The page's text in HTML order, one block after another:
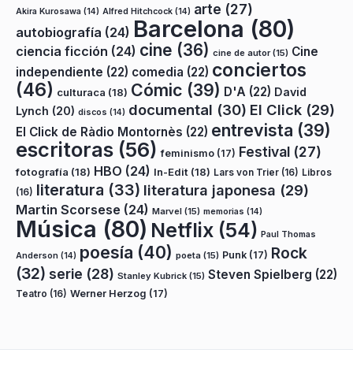
Akira Kurosawa (14) Alfred Hitchcock (14) arte (27)
autobiografía (24) Barcelona (80)
ciencia ficción (24) cine (36) cine de autor(15) Cine
independiente (22) comedia (22) conciertos
(46) culturaca (18) Cómic (39) D'A (22) David
Lynch (20) discos (14) documental (30) El Click (29)
El Click de Ràdio Montornès (22) entrevista (39)
escritoras (56) feminismo (17) Festival (27)
fotografía (18) HBO (24) In-Edit (18) Lars von Trier (16) Libros
(16) literatura (33) literatura japonesa (29)
Martin Scorsese (24) Marvel (15) memorias (14)
Música (80) Netflix (54) Paul Thomas
Anderson (14) poesía (40) poeta (15) Punk (17) Rock
(32) serie (28) Stanley Kubrick (15) Steven Spielberg (22)
Teatro (16) Werner Herzog (17)